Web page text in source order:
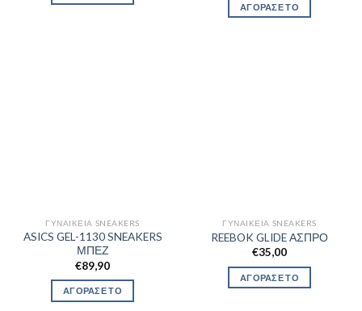
ΑΓΟΡΑΣΕ ΤΟ
ΓΥΝΑΙΚΕΊΑ SNEAKERS
ASICS GEL-1130 SNEAKERS
ΜΠΕΖ
€89,90
ΑΓΟΡΑΣΕ ΤΟ
ΓΥΝΑΙΚΕΊΑ SNEAKERS
REEBOK GLIDE ΑΣΠΡΟ
€35,00
ΑΓΟΡΑΣΕ ΤΟ